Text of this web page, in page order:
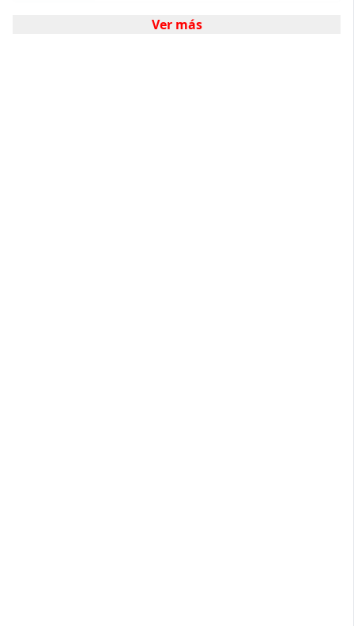
Ver más